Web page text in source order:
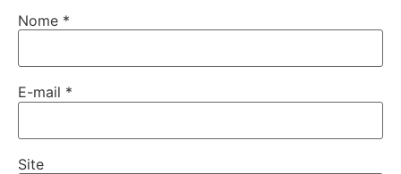
Nome *
E-mail *
Site